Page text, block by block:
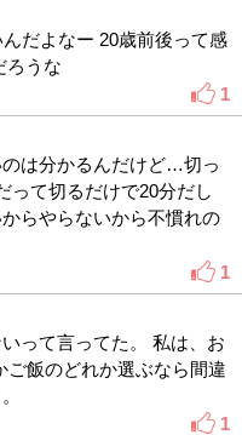
だよなー 20歳前後って感
ろうな
1
は分かるんだけど…切っ
って切るだけで20分だし
らやらないから不慣れの
1
って言ってた。 私は、お
飯のどれか選ぶなら間違
1